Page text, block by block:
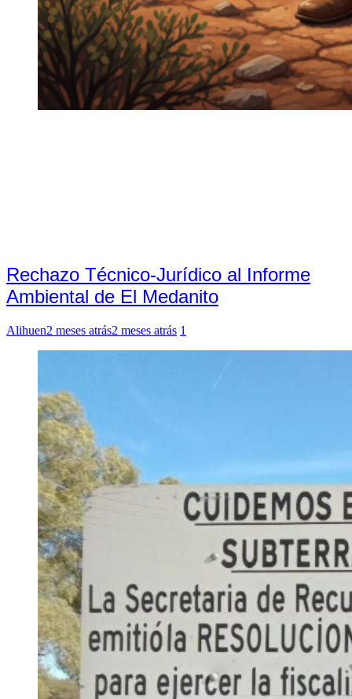
Rechazo Técnico-Jurídico al Informe
Ambiental de El Medanito
Alihuen2 meses atrás2 meses atrás 1